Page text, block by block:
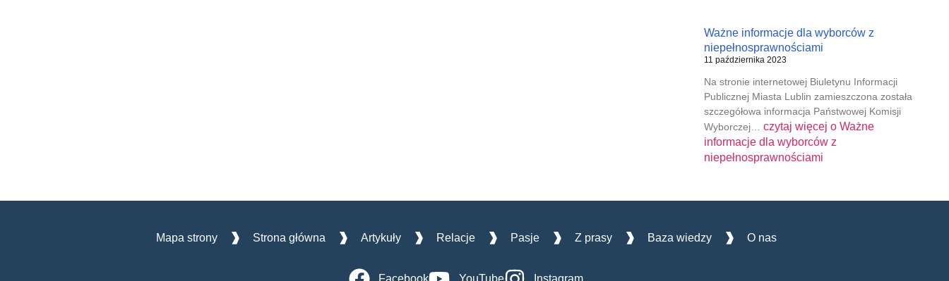
Ważne informacje dla wyborców z
niepełnosprawnościami
11 października 2023
Na stronie internetowej Biuletynu Informacji
Publicznej Miasta Lublin zamieszczona została
szczegółowa informacja Państwowej Komisji
Wyborczej… czytaj więcej oWażne
informacje dla wyborców z
niepełnosprawnościami
Mapa strony Strona główna Artykuły Relacje Pasje Z prasy Baza wiedzy O nas